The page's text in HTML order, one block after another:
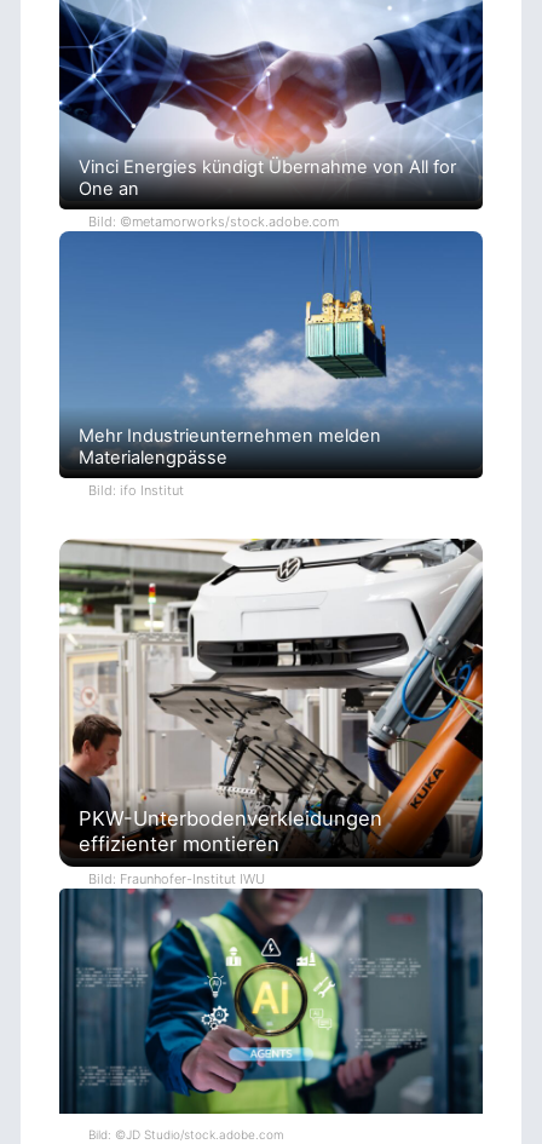
Vinci Energies kündigt Übernahme von All for
One an
Bild: ©metamorworks/stock.adobe.com
Mehr Industrieunternehmen melden
Materialengpässe
Bild: ifo Institut
PKW-Unterbodenverkleidungen
effizienter montieren
Bild: Fraunhofer-Institut IWU
Bild: ©JD Studio/stock.adobe.com